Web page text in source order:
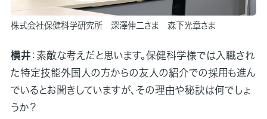
株式会社保健科学研究所 深澤伸二さま 森下光章さま
横井 ：素敵な考えだと思います。保健科学様では入職され
た特定技能外国人の方からの友人の紹介での採用も進ん
でいるとお聞きしていますが、その理由や秘訣は何でしょ
うか？